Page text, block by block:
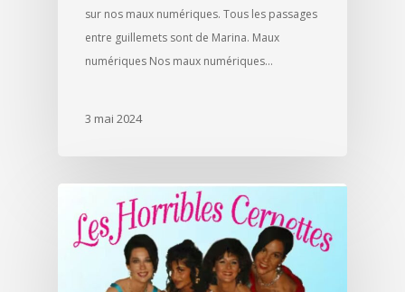
sur nos maux numériques. Tous les passages
entre guillemets sont de Marina. Maux
numériques Nos maux numériques…
3 mai 2024